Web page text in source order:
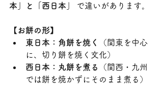
本」と「西日本」
で違いがあります。
【 お餅の形】
東日本：角餅を焼く
（関東を中心
に、切り餅を焼く文化）
西日本：丸餅を煮る
（関西・九州
では餅を焼かずにそのまま煮る）